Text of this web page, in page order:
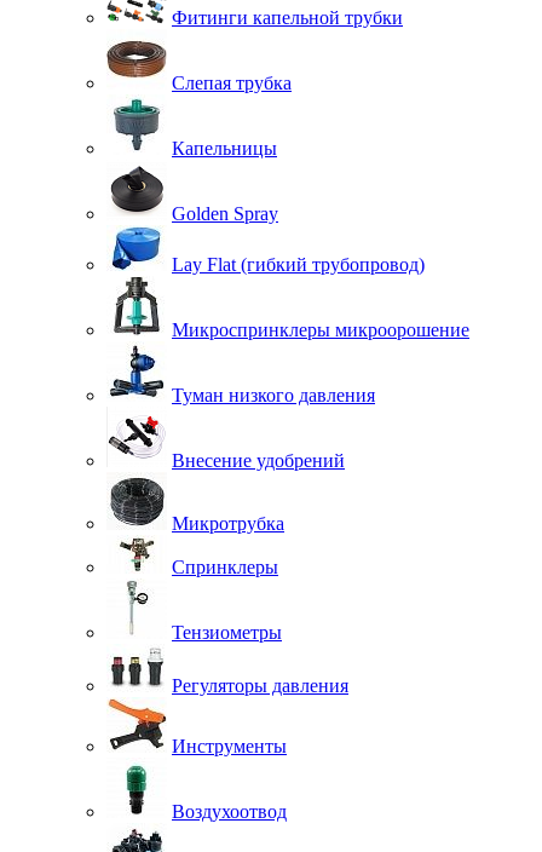
Фитинги капельной трубки
Слепая трубка
Капельницы
Golden Spray
Lay Flat (гибкий трубопровод)
Микроспринклеры микроорошение
Туман низкого давления
Внесение удобрений
Микротрубка
Спринклеры
Тензиометры
Регуляторы давления
Инструменты
Воздухоотвод